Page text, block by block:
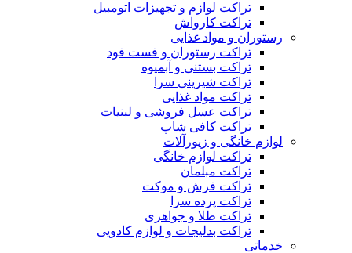
تراکت لوازم و تجهیزات اتومبیل
تراکت کارواش
رستوران و مواد غذایی
تراکت رستوران و فست فود
تراکت بستنی و آبمیوه
تراکت شیرینی سرا
تراکت مواد غذایی
تراکت عسل فروشی و لبنیات
تراکت کافی شاپ
لوازم خانگی و زیورآلات
تراکت لوازم خانگی
تراکت مبلمان
تراکت فرش و موکت
تراکت پرده سرا
تراکت طلا و جواهری
تراکت بدلیجات و لوازم کادویی
خدماتی